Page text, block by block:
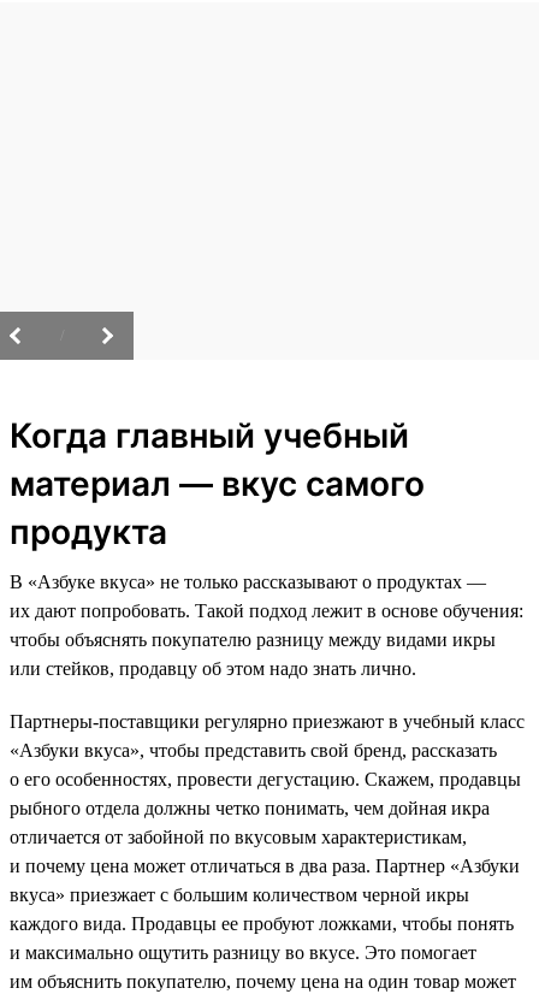
Когда главный учебный
материал — вкус самого
продукта
В «Азбуке вкуса» не только рассказывают о продуктах —
их дают попробовать. Такой подход лежит в основе обучения:
чтобы объяснять покупателю разницу между видами икры
или стейков, продавцу об этом надо знать лично.
Партнеры-поставщики регулярно приезжают в учебный класс
«Азбуки вкуса», чтобы представить свой бренд, рассказать
о его особенностях, провести дегустацию. Скажем, продавцы
рыбного отдела должны четко понимать, чем дойная икра
отличается от забойной по вкусовым характеристикам,
и почему цена может отличаться в два раза. Партнер «Азбуки
вкуса» приезжает с большим количеством черной икры
каждого вида. Продавцы ее пробуют ложками, чтобы понять
и максимально ощутить разницу во вкусе. Это помогает
им объяснить покупателю, почему цена на один товар может